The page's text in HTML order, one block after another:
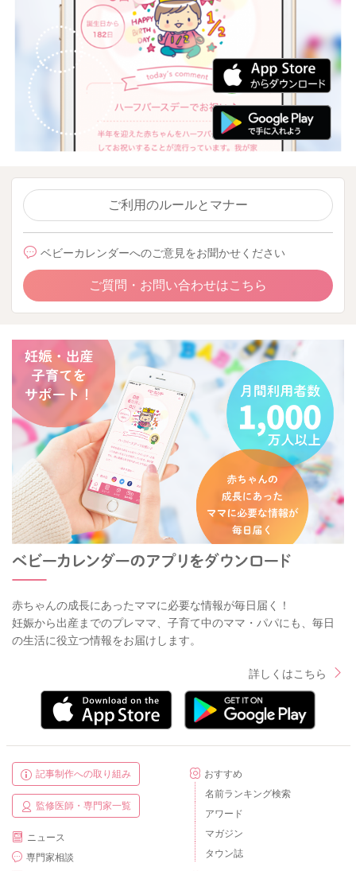
ご利用のルールとマナー
ベビーカレンダーへのご意見をお聞かせください
ご質問・お問い合わせはこちら
赤ちゃんの成長にあったママに必要な情報が毎日届く！
妊娠から出産までのプレママ、子育て中のママ・パパにも、毎日
の生活に役立つ情報をお届けします。
詳しくはこちら
記事制作への取り組み
監修医師・専門家一覧
ニュース
専門家相談
おすすめ
名前ランキング検索
アワード
マガジン
タウン誌